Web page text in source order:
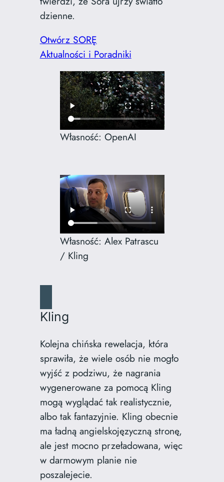
dzienne.
Otwórz SORĘ
Aktualności i Poradniki
Własność: OpenAI
Własność: Alex Patrascu
/ Kling
Kling
Kolejna chińska rewelacja, która
sprawiła, że wiele osób nie mogło
wyjść z podziwu, że nagrania
wygenerowane za pomocą Kling
mogą wyglądać tak realistycznie,
albo tak fantazyjnie. Kling obecnie
ma ładną angielskojęzyczną stronę,
ale jest mocno przeładowana, więc
w darmowym planie nie
poszalejecie.